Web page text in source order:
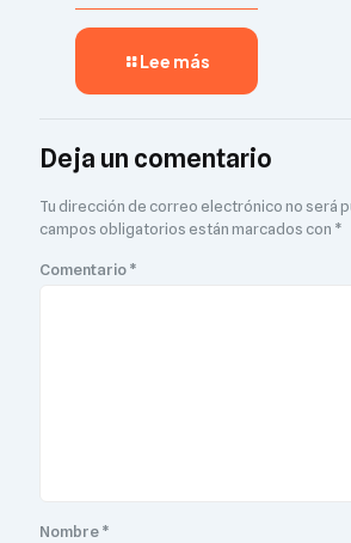
Lee más
Deja un comentario
Tu dirección de correo electrónico no será
campos obligatorios están marcados con *
Comentario*
Nombre*